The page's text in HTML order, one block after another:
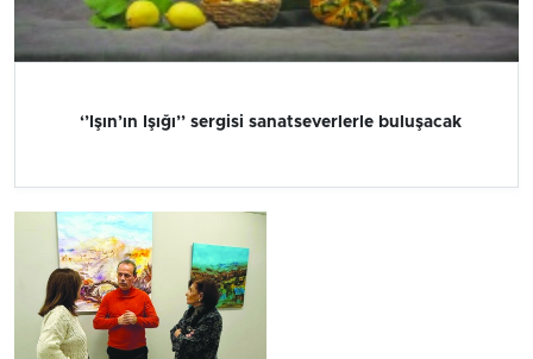
‘’Işın’ın Işığı’’ sergisi sanatseverlerle buluşacak